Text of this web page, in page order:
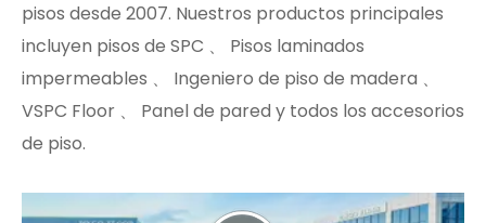
pisos desde 2007. Nuestros productos principales
incluyen pisos de SPC 、 Pisos laminados
impermeables 、 Ingeniero de piso de madera 、
VSPC Floor 、 Panel de pared y todos los accesorios
de piso.